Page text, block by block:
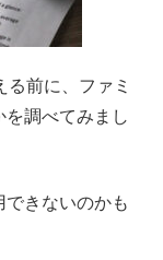
前に、ファミ
を調べてみまし
できないのかも